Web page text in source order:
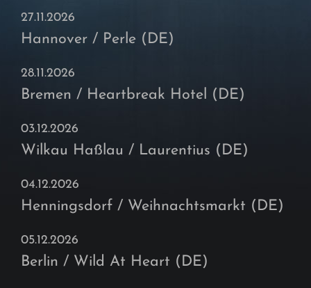
27.11.2026
Hannover / Perle (DE)
28.11.2026
Bremen / Heartbreak Hotel (DE)
03.12.2026
Wilkau Haßlau / Laurentius (DE)
04.12.2026
Henningsdorf / Weihnachtsmarkt (DE)
05.12.2026
Berlin / Wild At Heart (DE)